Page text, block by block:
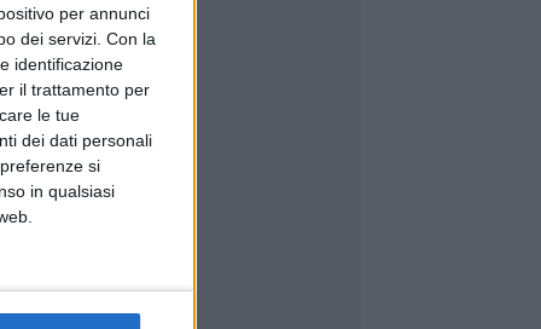
per annunci
dei servizi. Con la
identificazione
il trattamento per
le tue
dei dati personali
si
in qualsiasi